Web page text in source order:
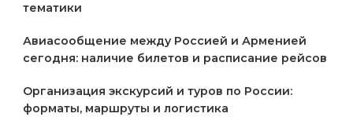
тематики
Авиасообщение между Россией и Арменией
сегодня: наличие билетов и расписание рейсов
Организация экскурсий и туров по России:
форматы, маршруты и логистика